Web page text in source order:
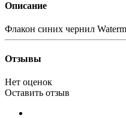
Описание
Флакон синих чернил
Отзывы
Нет оценок
Оставить отзыв